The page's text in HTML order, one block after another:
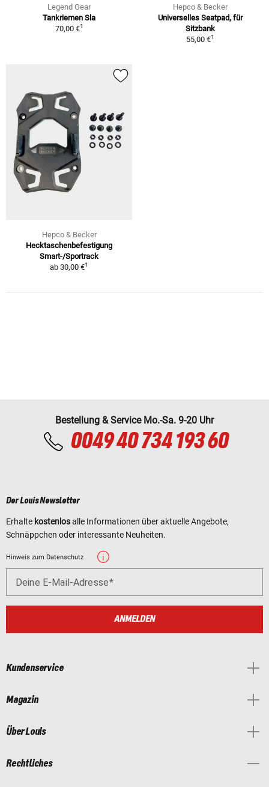
Legend Gear
Tankriemen Sla
70,00 €1
Hepco & Becker
Universelles Seatpad, für
Sitzbank
55,00 €1
Hepco & Becker
Hecktaschenbefestigung
Smart-/Sportrack
ab 30,00 €1
Bestellung & Service Mo.-Sa. 9-20 Uhr
0049 40 734 193 60
Der Louis Newsletter
Erhalte kostenlosalle Informationen über aktuelle Angebote,
Schnäppchen oder interessante Neuheiten.
Hinweis zum Datenschutz
Deine E-Mail-Adresse
ANMELDEN
Kundenservice
Magazin
Über Louis
Rechtliches